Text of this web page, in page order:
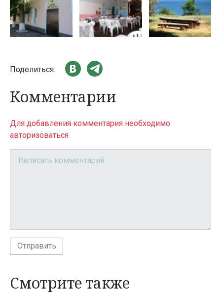
Поделиться:
Комментарии
Для добавления комментария необходимо
авторизоваться
Отправить
Смотрите также